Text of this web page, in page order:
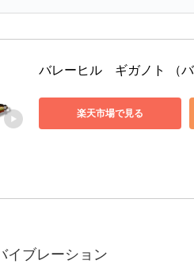
バレーヒル　ギガノト （
楽天市場で見る
イブレーション